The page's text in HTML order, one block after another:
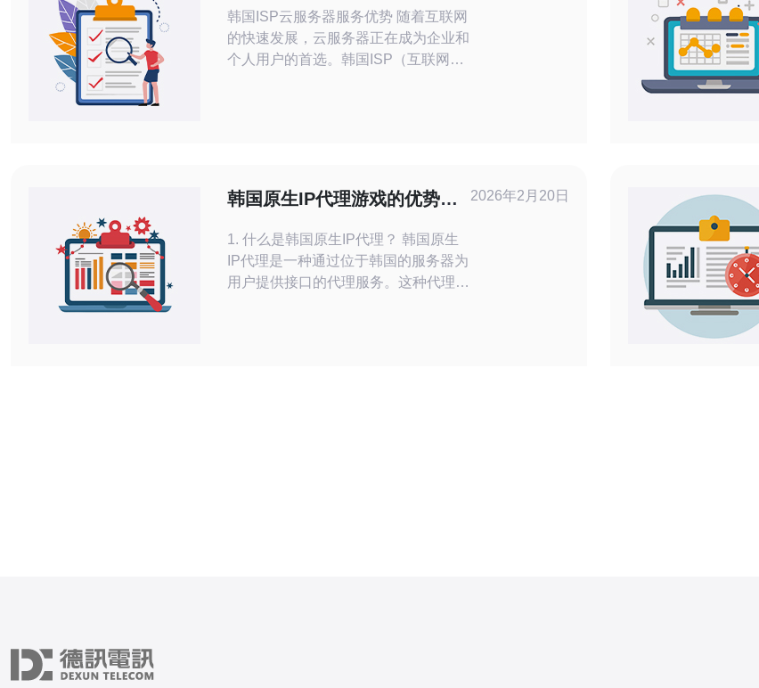
韩国ISP云服务器服务优势 随着互联网
的快速发展，云服务器正在成为企业和
个人用户的首选。韩国ISP（互联网服
份系统、定期数据
韩国原生IP代理游戏的优势与
1. 什么是韩国原生IP代理？ 韩国原生
IP代理是一种通过位于韩国的服务器为
用户提供接口的代理服务。这种代理服
2026年2月20日